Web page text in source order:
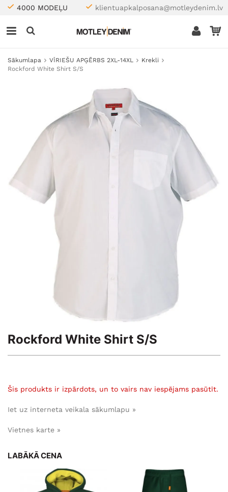
4000 MODEĻU klientuapkalposana@motleydenim.lv
Sākumlapa VĪRIEŠU APĢĒRBS 2XL-14XL
Krekli
Rockford White Shirt S/S
Rockford White Shirt S/S
Šis produkts ir izpārdots, un to vairs nav iespējams pasūtīt.
Iet uz interneta veikala sākumlapu »
Vietnes karte »
LABĀKĀ CENA